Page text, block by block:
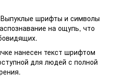
Выпуклые шрифты и символы
на ощупь, что
нанесен текст шрифтом
для людей с полной